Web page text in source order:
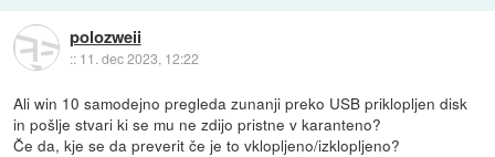
polozweii
:: 11. dec 2023, 12:22
Ali win 10 samodejno pregleda zunanji preko USB priklopljen disk
in pošlje stvari ki se mu ne zdijo pristne v karanteno?
Če da, kje se da preverit če je to vklopljeno/izklopljeno?